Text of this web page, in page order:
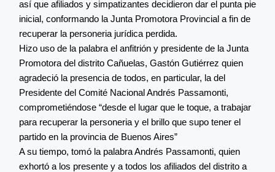
así que afiliados y simpatizantes decidieron dar el punta pie
inicial, conformando la Junta Promotora Provincial a fin de
recuperar la personeria jurídica perdida.
Hizo uso de la palabra el anfitrión y presidente de la Junta
Promotora del distrito Cañuelas, Gastón Gutiérrez quien
agradeció la presencia de todos, en particular, la del
Presidente del Comité Nacional Andrés Passamonti,
comprometiéndose “desde el lugar que le toque, a trabajar
para recuperar la personeria y el brillo que supo tener el
partido en la provincia de Buenos Aires”
A su tiempo, tomó la palabra Andrés Passamonti, quien
exhortó a los presente y a todos los afiliados del distrito a